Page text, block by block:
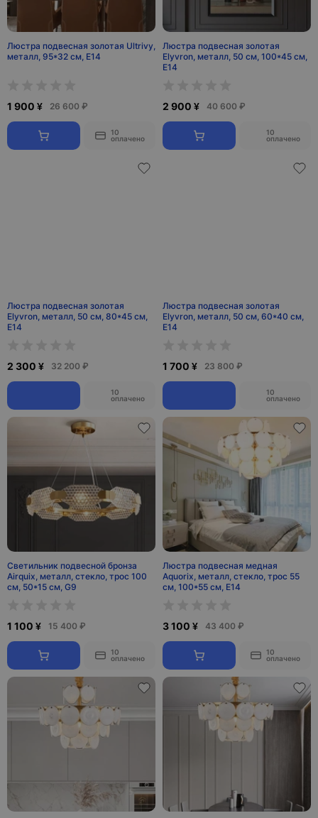
Люстра подвесная золотая Ultrivy,
металл, 95*32 см, Е14
1 900 ¥ 26 600 ₽
10
оплачено
Люстра подвесная золотая
Elyvron, металл, 50 см, 100*45 см,
Е14
2 900 ¥ 40 600 ₽
10
оплачено
Люстра подвесная золотая
Elyvron, металл, 50 см, 80*45 см,
Е14
2 300 ¥ 32 200 ₽
10
оплачено
Люстра подвесная золотая
Elyvron, металл, 50 см, 60*40 см,
Е14
1 700 ¥ 23 800 ₽
10
оплачено
Светильник подвесной бронза
Airquix, металл, стекло, трос 100
см, 50*15 см, G9
1 100 ¥ 15 400 ₽
10
оплачено
Люстра подвесная медная
Aquorix, металл, стекло, трос 55
см, 100*55 см, Е14
3 100 ¥ 43 400 ₽
10
оплачено